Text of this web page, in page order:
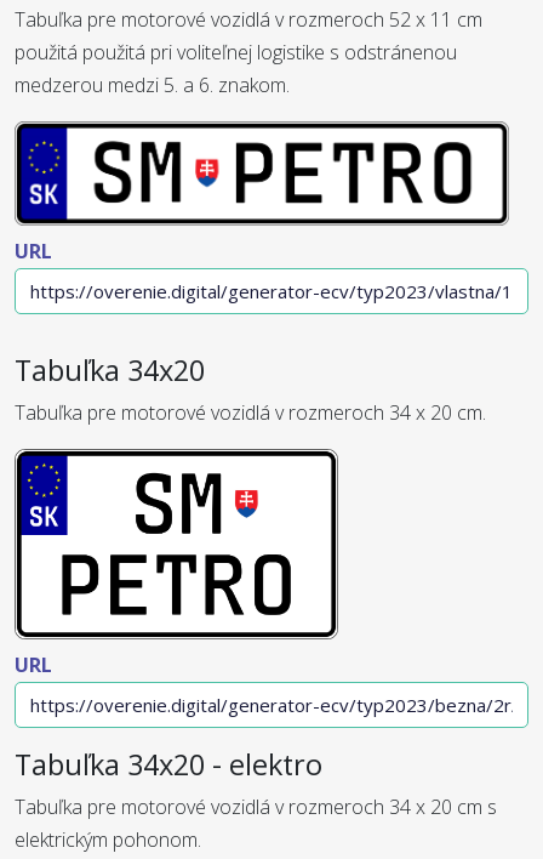
Tabuľka pre motorové vozidlá v rozmeroch 52 x 11 cm
použitá použitá pri voliteľnej logistike s odstránenou
medzerou medzi 5. a 6. znakom.
URL
Tabuľka 34x20
Tabuľka pre motorové vozidlá v rozmeroch 34 x 20 cm.
URL
Tabuľka 34x20 - elektro
Tabuľka pre motorové vozidlá v rozmeroch 34 x 20 cm s
elektrickým pohonom.